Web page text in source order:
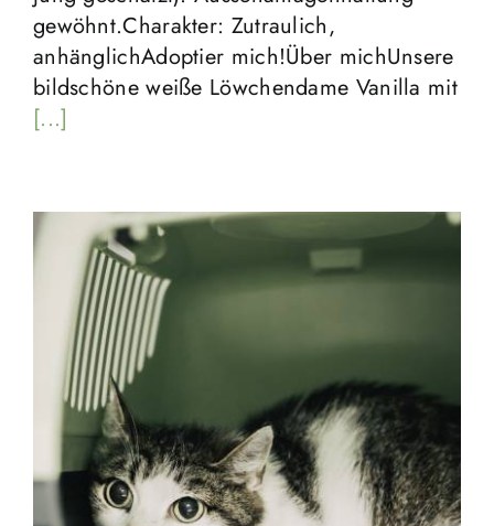
gewöhnt.Charakter: Zutraulich,
anhänglichAdoptier mich!Über michUnsere
bildschöne weiße Löwchendame Vanilla mit
[...]